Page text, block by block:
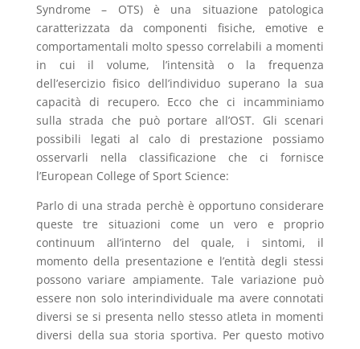
Syndrome – OTS) è una situazione patologica
caratterizzata da componenti fisiche, emotive e
comportamentali molto spesso correlabili a momenti
in cui il volume, l’intensità o la frequenza
dell’esercizio fisico dell’individuo superano la sua
capacità di recupero. Ecco che ci incamminiamo
sulla strada che può portare all’OST. Gli scenari
possibili legati al calo di prestazione possiamo
osservarli nella classificazione che ci fornisce
l’European College of Sport Science:
Parlo di una strada perchè è opportuno considerare
queste tre situazioni come un vero e proprio
continuum all’interno del quale, i sintomi, il
momento della presentazione e l’entità degli stessi
possono variare ampiamente. Tale variazione può
essere non solo interindividuale ma avere connotati
diversi se si presenta nello stesso atleta in momenti
diversi della sua storia sportiva. Per questo motivo